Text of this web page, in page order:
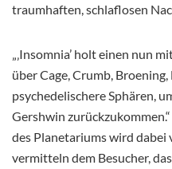
traumhaften, schlaflosen
„‚Insomnia’ holt einen nun
über Cage, Crumb,
psychedelischere Sphären,
Gershwin
des Planetariums wird dabei
vermitteln dem Besucher,